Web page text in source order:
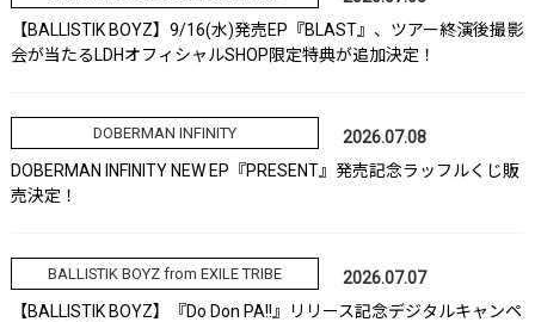
【BALLISTIK BOYZ】9/16(水)発売EP『BLAST』、ツアー終演後撮影
会が当たるLDHオフィシャルSHOP限定特典が追加決定！
DOBERMAN INFINITY
2026.07.08
DOBERMAN INFINITY NEW EP『PRESENT』発売記念ラッフルくじ販
売決定！
BALLISTIK BOYZ from EXILE TRIBE
2026.07.07
【BALLISTIK BOYZ】『Do Don PA!!』リリース記念デジタルキャンペ